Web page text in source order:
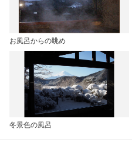
お風呂からの眺め
冬景色の風呂